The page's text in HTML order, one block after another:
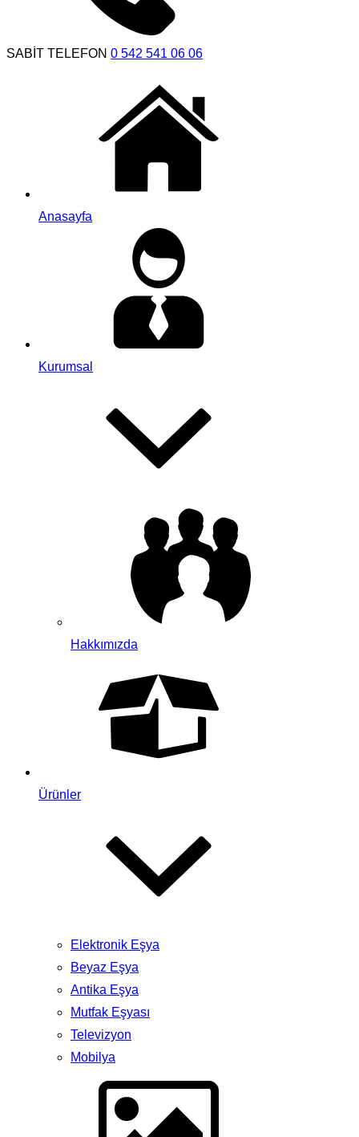
SABİT TELEFON 0 542 541 06 06
Anasayfa
Kurumsal
Hakkımızda
Ürünler
Elektronik Eşya
Beyaz Eşya
Antika Eşya
Mutfak Eşyası
Televizyon
Mobilya